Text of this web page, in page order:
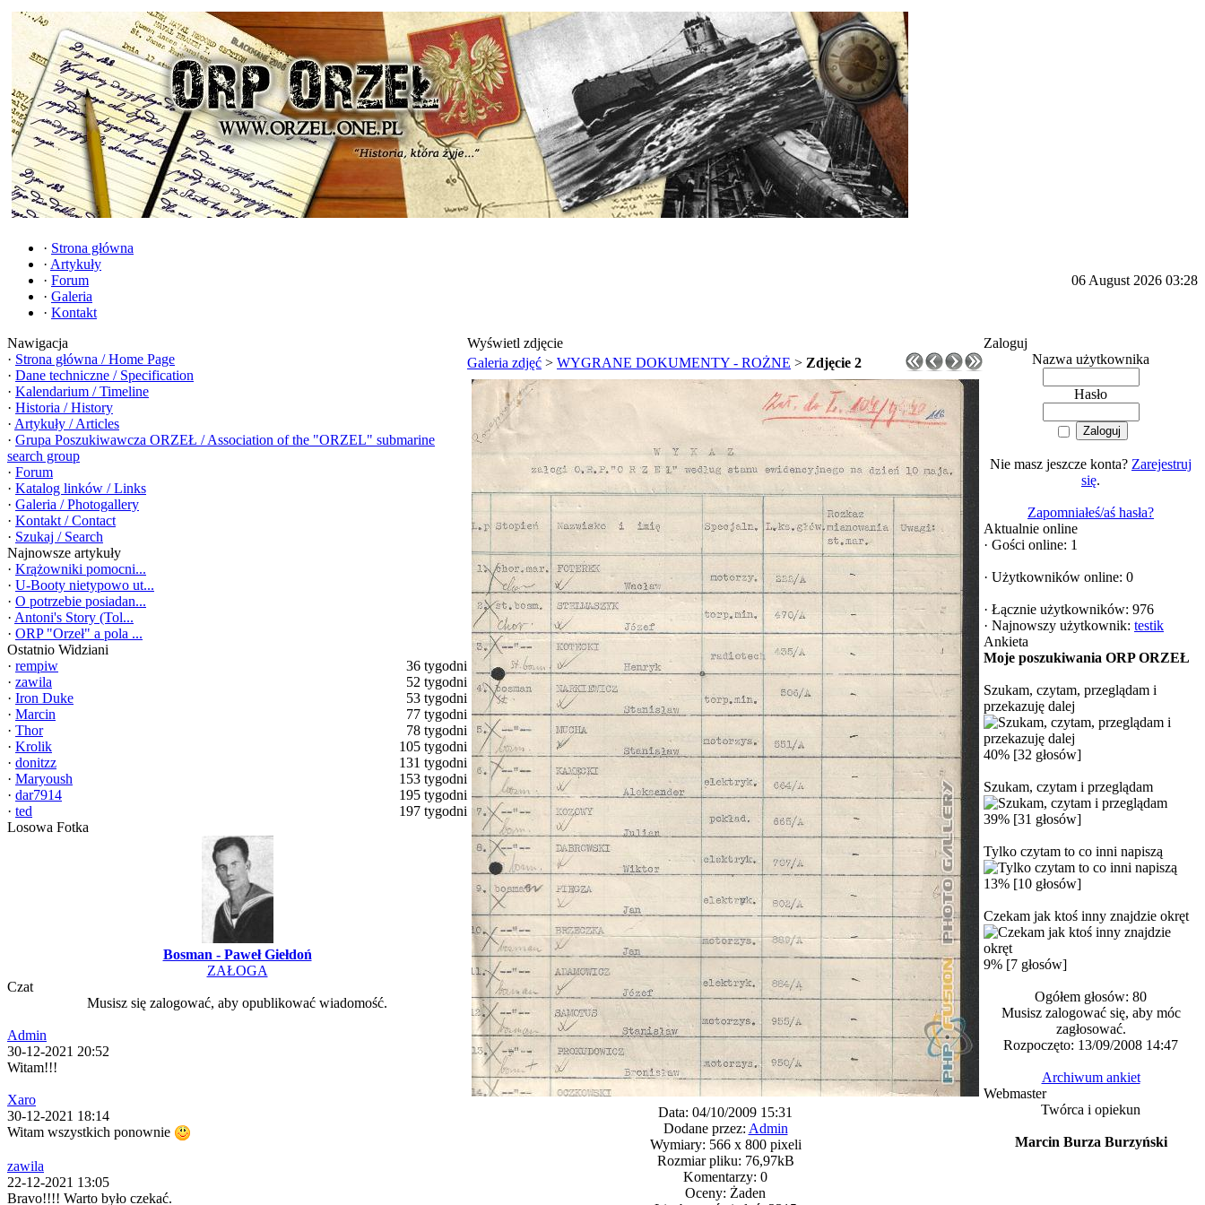
· Strona główna
· Artykuły
· Forum
· Galeria
· Kontakt
06 August 2026 03:28
Nawigacja
· Strona główna / Home Page
· Dane techniczne / Specification
· Kalendarium / Timeline
· Historia / History
· Artykuły / Articles
· Grupa Poszukiwawcza ORZEŁ / Association of the "ORZEL" submarine
search group
· Forum
· Katalog linków / Links
· Galeria / Photogallery
· Kontakt / Contact
· Szukaj / Search
Najnowsze artykuły
· Krążowniki pomocni...
· U-Booty nietypowo ut...
· O potrzebie posiadan...
· Antoni's Story (Tol...
· ORP "Orzeł" a pola ...
Ostatnio Widziani
· rempiw
36 tygodni
· zawila
52 tygodni
· Iron Duke
53 tygodni
· Marcin
77 tygodni
· Thor
78 tygodni
· Krolik
105 tygodni
· donitzz
131 tygodni
· Maryoush
153 tygodni
· dar7914
195 tygodni
· ted
197 tygodni
Losowa Fotka
Bosman - Paweł Giełdoń
ZAŁOGA
Czat
Musisz się zalogować, aby opublikować wiadomość.
Admin
30-12-2021 20:52
Witam!!!
Xaro
30-12-2021 18:14
Witam wszystkich ponownie
zawila
22-12-2021 13:05
Bravo!!!! Warto było czekać.
Wyświetl zdjęcie
Galeria zdjęć > WYGRANE DOKUMENTY - ROŻNE > Zdjęcie 2
Data: 04/10/2009 15:31
Dodane przez: Admin
Wymiary: 566 x 800 pixeli
Rozmiar pliku: 76,97kB
Komentarzy: 0
Oceny: Żaden
Zaloguj
Nazwa użytkownika
Hasło
Nie masz jeszcze konta? Zarejestruj
się.
Zapomniałeś/aś hasła?
Aktualnie online
· Gości online: 1
· Użytkowników online: 0
· Łącznie użytkowników: 976
· Najnowszy użytkownik: testik
Ankieta
Moje poszukiwania ORP ORZEŁ
Szukam, czytam, przeglądam i
przekazuję dalej
40% [32 głosów]
Szukam, czytam i przeglądam
39% [31 głosów]
Tylko czytam to co inni napiszą
13% [10 głosów]
Czekam jak ktoś inny znajdzie okręt
9% [7 głosów]
Ogółem głosów: 80
Musisz zalogować się, aby móc
zagłosować.
Rozpoczęto: 13/09/2008 14:47
Archiwum ankiet
Webmaster
Twórca i opiekun
Marcin Burza Burzyński